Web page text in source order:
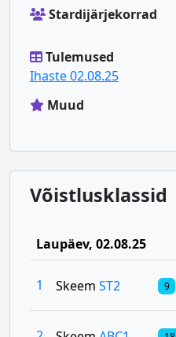
Stardijärjekorrad
Tulemused
Ihaste 02.08.25
Muud
Võistlusklassid
Laupäev, 02.08.25
1 Skeem ST2 9